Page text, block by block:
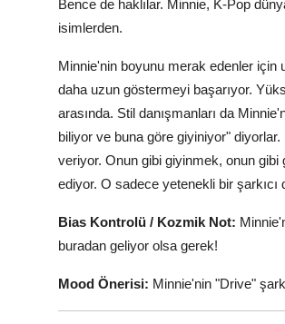
Bence de haklılar. Minnie, K-Pop
isimlerden.
Minnie'nin boyunu merak edenler için
daha uzun göstermeyi başarıyor.
arasında. Stil danışmanları da
biliyor ve buna göre giyiniyor"
veriyor. Onun gibi giyinmek, onun
ediyor. O sadece yetenekli bir şarkıcı
Bias Kontrolü / Kozmik Not:
buradan geliyor olsa gerek!
Mood Önerisi: Minnie'nin "Drive"